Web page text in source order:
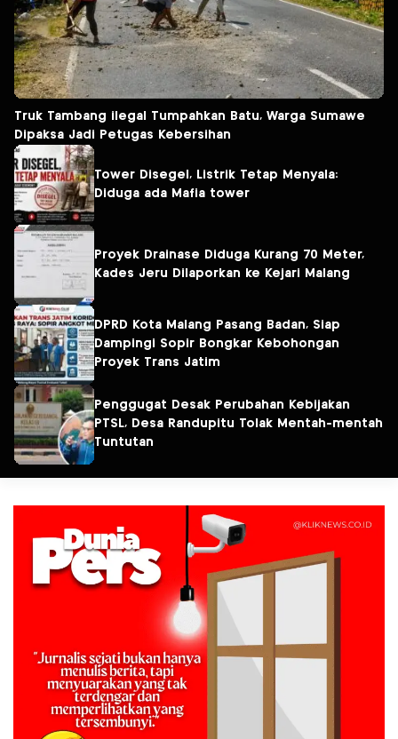
Truk Tambang ilegal Tumpahkan Batu, Warga Sumawe
Dipaksa Jadi Petugas Kebersihan
Tower Disegel, Listrik Tetap Menyala:
Diduga ada Mafia tower
Proyek Drainase Diduga Kurang 70 Meter,
Kades Jeru Dilaporkan ke Kejari Malang
DPRD Kota Malang Pasang Badan, Siap
Dampingi Sopir Bongkar Kebohongan
Proyek Trans Jatim
Penggugat Desak Perubahan Kebijakan
PTSL, Desa Randupitu Tolak Mentah-mentah
Tuntutan